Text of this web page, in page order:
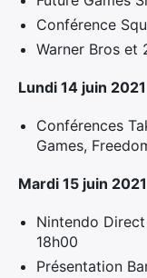
Conférence
Warner Bros et
Lundi 14 juin 2021
Conférences
Games,
Mardi 15 juin 2021
Nintendo
18h00
Présentation
Rechercher